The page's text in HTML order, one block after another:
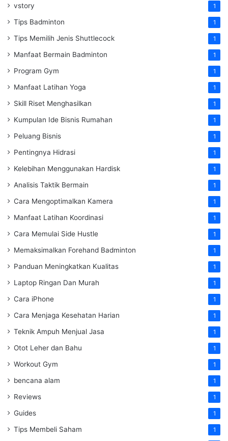
vstory 1
Tips Badminton 1
Tips Memilih Jenis Shuttlecock 1
Manfaat Bermain Badminton 1
Program Gym 1
Manfaat Latihan Yoga 1
Skill Riset Menghasilkan 1
Kumpulan Ide Bisnis Rumahan 1
Peluang Bisnis 1
Pentingnya Hidrasi 1
Kelebihan Menggunakan Hardisk 1
Analisis Taktik Bermain 1
Cara Mengoptimalkan Kamera 1
Manfaat Latihan Koordinasi 1
Cara Memulai Side Hustle 1
Memaksimalkan Forehand Badminton 1
Panduan Meningkatkan Kualitas 1
Laptop Ringan Dan Murah 1
Cara iPhone 1
Cara Menjaga Kesehatan Harian 1
Teknik Ampuh Menjual Jasa 1
Otot Leher dan Bahu 1
Workout Gym 1
bencana alam 1
Reviews 1
Guides 1
Tips Membeli Saham 1